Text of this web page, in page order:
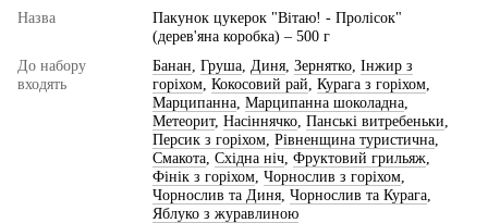
Назва
Пакунок цукерок "Вітаю! - Пролісок"
(дерев'яна коробка) – 500 г
До набору
входять
Банан Груша Диня Зернятко Інжир з
горіхом Кокосовий рай Курага з горіхом
Марципанна Марципанна шоколадна
Метеорит, Насіннячко Панські витребеньки
Персик з горіхом Рівненщина туристична
Смакота Східна ніч Фруктовий грильяж
Фінік з горіхом Чорнослив з горіхом
Чорнослив та Диня Чорнослив та Курага
Яблуко з журавлиною